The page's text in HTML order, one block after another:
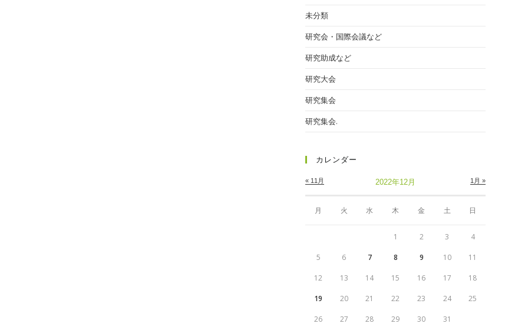
未分類
研究会・国際会議など
研究助成など
研究大会
研究集会
研究集会.
カレンダー
2022年12月
月 火 水 木 金 土 日
« 11月 1月 »
1 2 3 4
5 6 7 8 9 10 11
12 13 14 15 16 17 18
19 20 21 22 23 24 25
26 27 28 29 30 31